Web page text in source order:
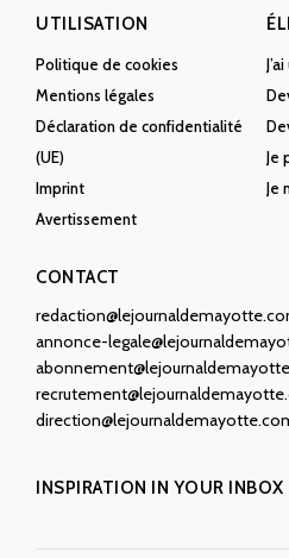
UTILISATION
Politique de cookies
Mentions légales
Déclaration de confidentialité
(UE)
Imprint
Avertissement
Je
Je
CONTACT
annonce-
INSPIRATION IN YOUR INBOX